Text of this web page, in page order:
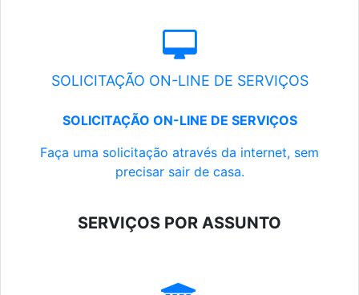
SOLICITAÇÃO ON-LINE DE SERVIÇOS
SOLICITAÇÃO ON-LINE DE SERVIÇOS
Faça uma solicitação através da internet, sem
precisar sair de casa.
SERVIÇOS POR ASSUNTO